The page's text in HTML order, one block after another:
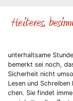
Heiteres,
unterhaltsame
bemerkt sei noch,
Sicherheit nicht
Lesen und
chen. Sie findet